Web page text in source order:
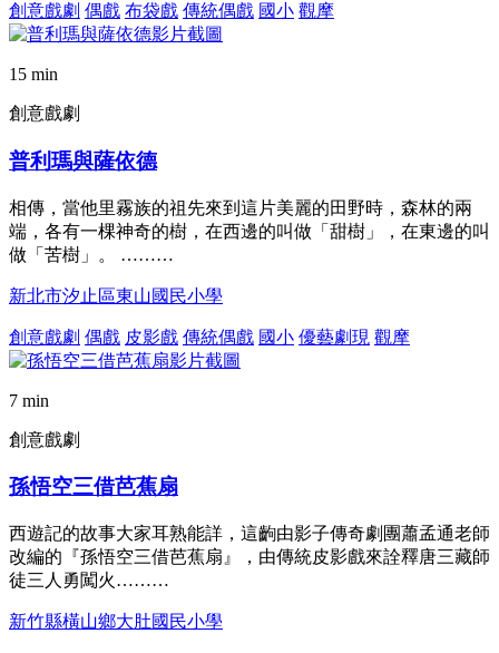
創意戲劇 偶戲 布袋戲 傳統偶戲 國小 觀摩
15 min
創意戲劇
普利瑪與薩依德
相傳，當他里霧族的祖先來到這片美麗的田野時，森林的兩
端，各有一棵神奇的樹，在西邊的叫做「甜樹」，在東邊的叫
做「苦樹」。 ………
新北市汐止區東山國民小學
創意戲劇 偶戲 皮影戲 傳統偶戲 國小 優藝劇現 觀摩
7 min
創意戲劇
孫悟空三借芭蕉扇
西遊記的故事大家耳熟能詳，這齣由影子傳奇劇團蕭孟通老師
改編的『孫悟空三借芭蕉扇』，由傳統皮影戲來詮釋唐三藏師
徒三人勇闖火………
新竹縣橫山鄉大肚國民小學